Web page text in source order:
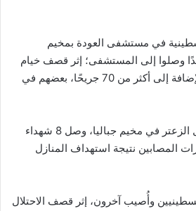
في مستشفى العودة بمخيم
إلى أن 14 شهيدًا وصلوا إلى المستشفى؛ إثر قصف خيام
نازحين جنوب القطاع، بالإضافة إلى أكثر من 70 جريحًا، بعضهم في
وفي مستشفى العودة بتل الزعتر في مخيم جباليا، وصل 8 شهداء
وعشرات المصابين نتيجة استهداف المنازل
وأُصيب آخرون، إثر قصف الاحتلال